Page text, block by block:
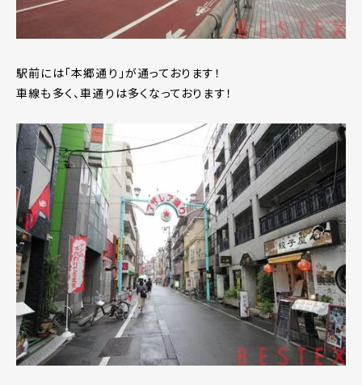
駅前には「本郷通り」が通っております！
車線も多く、車通りは多くなっております！